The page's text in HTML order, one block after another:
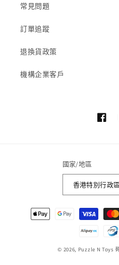
常見問題
訂單追蹤
退換貨政策
機構企業客戶
國家/地區
香港特別行政
© 2026, Puzzle N Toys